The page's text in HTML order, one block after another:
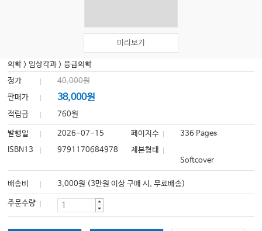
미리보기
의학 > 임상각과 >응급의학
정가
40,000원
판매가
38,000원
적립금 760원
발행일 2026-07-15 페이지수
336 Pages
ISBN13
9791170684978
제본형태
Softcover
배송비 3,000원 (3만원 이상 구매 시, 무료배송)
주문수량